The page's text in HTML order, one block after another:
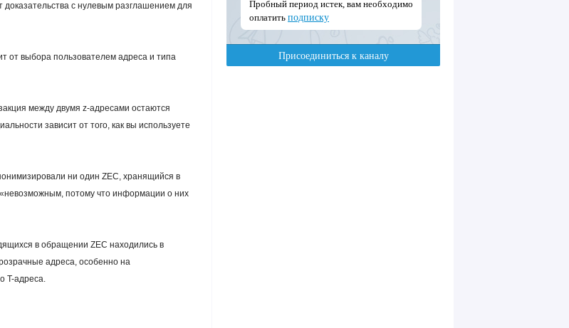
с нулевым разглашением для
от выбора пользователем адреса и типа
между двумя z-адресами остаются
зависит от того, как вы используете
ни один ZEC, хранящийся в
потому что информации о них
в обращении ZEC находились в
адреса, особенно на
T-адреса.